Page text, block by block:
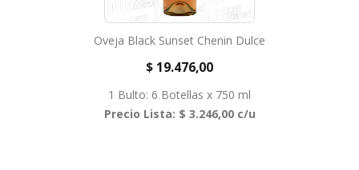
Oveja Black Sunset Chenin Dulce
$ 19.476,00
1 Bulto: 6 Botellas x 750 ml
Precio Lista: $ 3.246,00 c/u